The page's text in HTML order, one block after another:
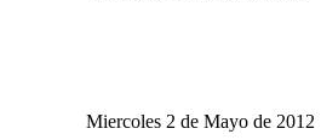
Miercoles 2 de Mayo de 2012